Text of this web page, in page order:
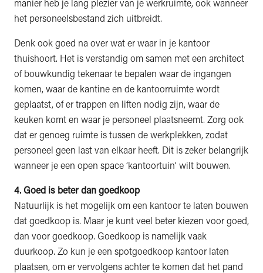
manier heb je lang plezier van je werkruimte, ook wanneer
het personeelsbestand zich uitbreidt.
Denk ook goed na over wat er waar in je kantoor
thuishoort. Het is verstandig om samen met een architect
of bouwkundig tekenaar te bepalen waar de ingangen
komen, waar de kantine en de kantoorruimte wordt
geplaatst, of er trappen en liften nodig zijn, waar de
keuken komt en waar je personeel plaatsneemt. Zorg ook
dat er genoeg ruimte is tussen de werkplekken, zodat
personeel geen last van elkaar heeft. Dit is zeker belangrijk
wanneer je een open space ‘kantoortuin’ wilt bouwen.
4. Goed is beter dan goedkoop
Natuurlijk is het mogelijk om een kantoor te laten bouwen
dat goedkoop is. Maar je kunt veel beter kiezen voor goed,
dan voor goedkoop. Goedkoop is namelijk vaak
duurkoop. Zo kun je een spotgoedkoop kantoor laten
plaatsen, om er vervolgens achter te komen dat het pand